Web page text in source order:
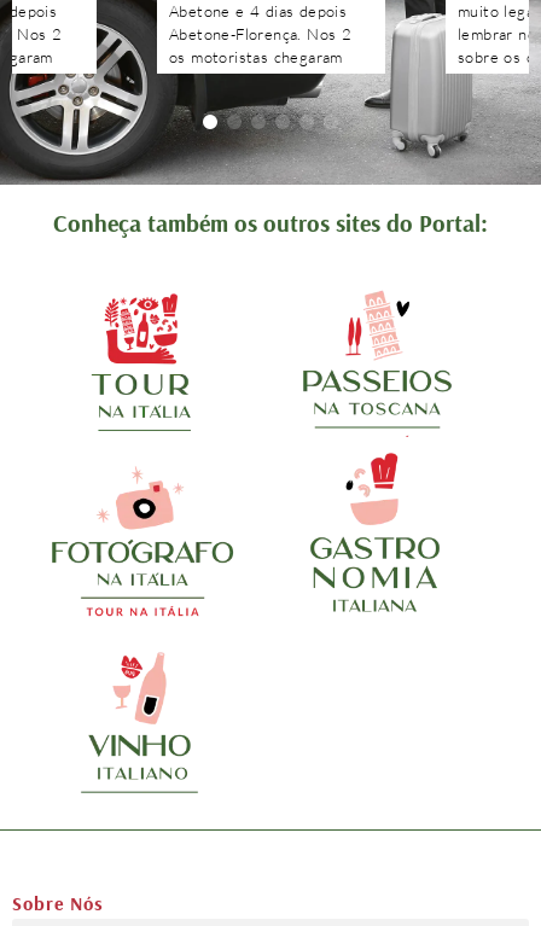
depois
Nos 2
Abetone e 4 dias depois
Abetone-Florença. Nos 2
os motoristas chegaram
antes do horário
combinado, nos aguardaram
e foram muito atenciosos.
Ótimo trabalho. Podem
contratar sem medo!!!!
muito
lembrar
sobre os
agendados
às
recebidas
Conheça também os outros sites do Portal:
Sobre Nós